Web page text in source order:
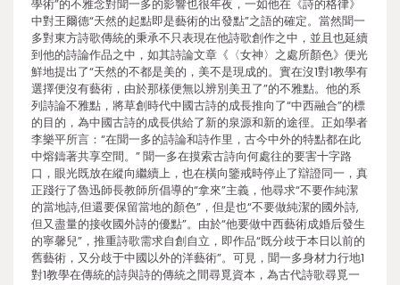
學術”的不雅念對聞一多的影響也很年夜，一如他在《詩的格律》
中對王爾德“天然的起點即是藝術的出發點”之語的確定。當然聞一
多對東方詩歌傳統的秉承不只表現在他詩歌創作之中，並且也延續
到他的詩論作品之中，如其詩論文章《〈女神〉之處所顏色》便光
鮮地提出了“天然的不都是美的，美不是現成的。實在沒1對1教學有
選擇便沒有藝術，由於那樣便無以辨別美丑了”的不雅點。他的系
列詩論不雅點，將草創時代中國古詩的成長推向了“中西融合”的標
的目的，為中國古詩的成長供給了新的泉源和新的途徑。正如學者
李樂平所言：“在聞一多的詩論和詩作里，古今中外的特點都在此
中熔鑄著共享空間。” 聞一多在摸索古詩向何處往的要害十字路
口，眼光既放在縱向繼續上，也在橫向鑒戒時停止了辯證同一，真
正踐行了魯迅師長教師所倡導的“拿來”主義，他尋求“不要作純潔
的當地詩,但還要保留當地的顏色”，但是也“不要做純潔的國外詩,
但又盡量的接收國外詩的優點”。由於“他要做中西藝術成婚后發生
的寧馨兒”，推重詩歌需求自創自立，即作品“既分歧于本日以前的
舊藝術，又分歧于中國以外的洋藝術”。可見，聞一多身材力行地1
對1教學在傳統的詩與詩的傳統之間尋覓資本，為古代詩歌尋覓一